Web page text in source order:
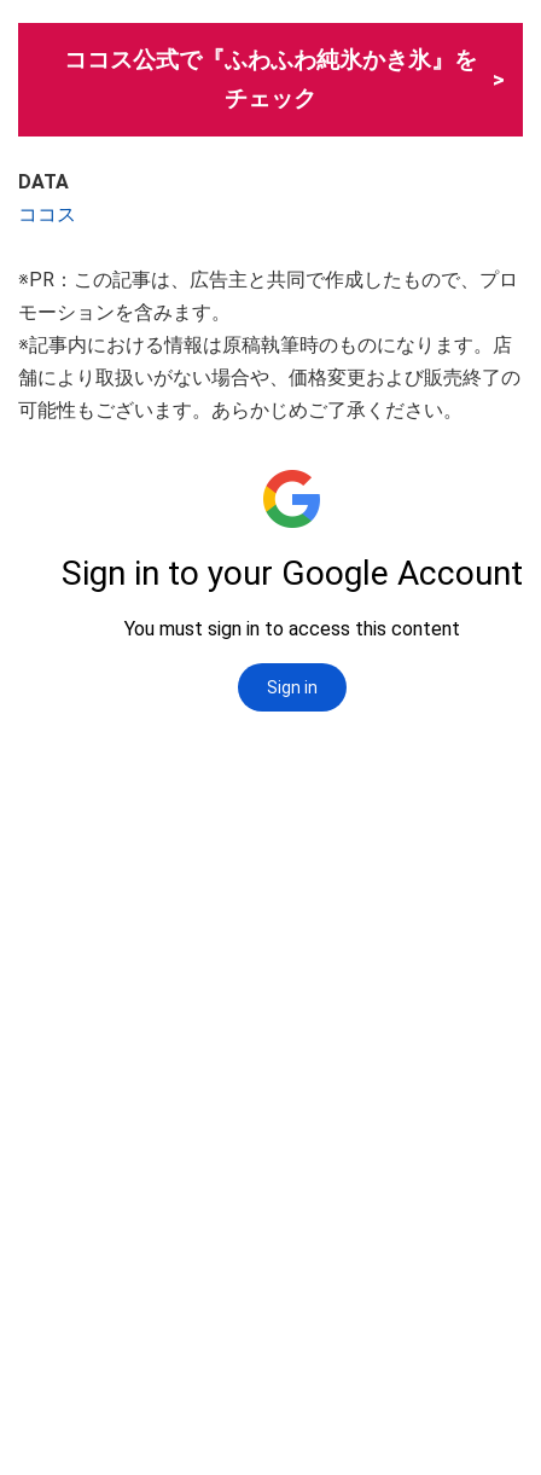
ココス公式で『ふわふわ純氷かき氷』を
チェック
DATA
ココス
※PR：この記事は、広告主と共同で作成したもので、プロ
モーションを含みます。
※記事内における情報は原稿執筆時のものになります。店
舗により取扱いがない場合や、価格変更および販売終了の
可能性もございます。あらかじめご了承ください。